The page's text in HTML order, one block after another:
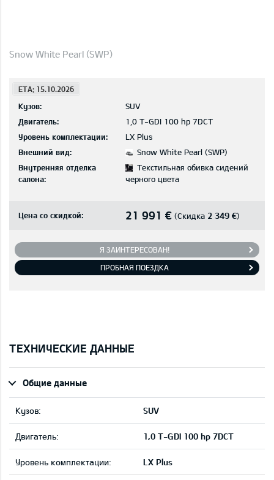
Snow White Pearl (SWP)
ETA: 15.10.2026
Кузов:
SUV
Двигатель:
1,0 T-GDI 100 hp 7DCT
Уровень комплектации:
LX Plus
Внешний вид:
Snow White Pearl (SWP)
Внутренняя отделка
салона:
Текстильная обивка сидений
черного цвета
Цена со скидкой: 21 991 € (Скидка 2 349 €)
Я ЗАИНТЕРЕСОВАН!
ПРОБНАЯ ПОЕЗДКА
ТЕХНИЧЕСКИЕ ДАННЫЕ
Общие данные
Кузов: SUV
Двигатель: 1,0 T-GDI 100 hp 7DCT
Уровень комплектации: LX Plus